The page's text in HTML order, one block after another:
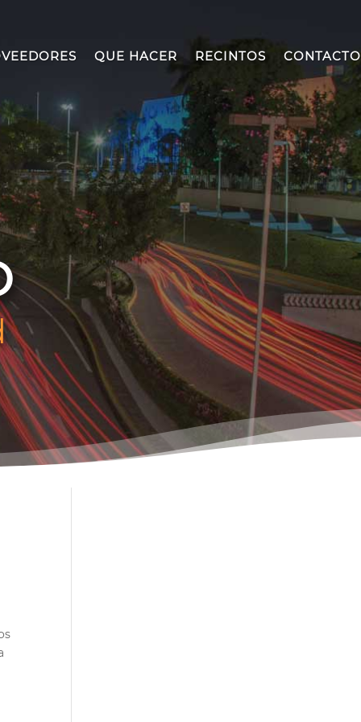
QUE HACER RECINTOS CONTACTO